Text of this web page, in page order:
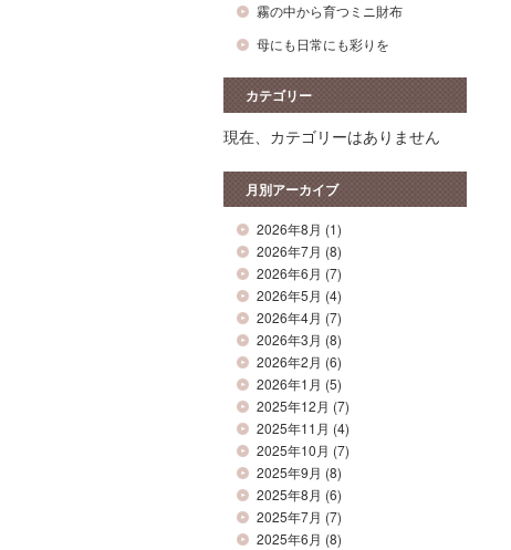
霧の中から育つミニ財布
母にも日常にも彩りを
カテゴリー
現在、カテゴリーはありません
月別アーカイブ
2026年8月 (1)
2026年7月 (8)
2026年6月 (7)
2026年5月 (4)
2026年4月 (7)
2026年3月 (8)
2026年2月 (6)
2026年1月 (5)
2025年12月 (7)
2025年11月 (4)
2025年10月 (7)
2025年9月 (8)
2025年8月 (6)
2025年7月 (7)
2025年6月 (8)